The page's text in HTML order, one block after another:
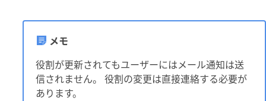
メモ
役割が更新されてもユーザーにはメール通知は送
信されません。 役割の変更は直接連絡する必要が
あります。